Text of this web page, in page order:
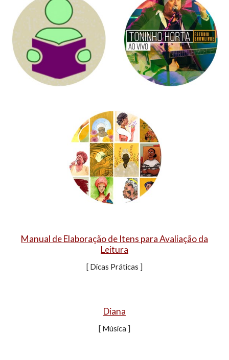
Manual de Elaboração de Itens para Avaliação da
Leitura
[ Dicas Práticas ]
Diana
[ Música ]